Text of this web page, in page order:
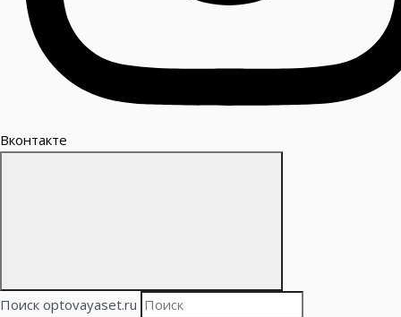
Вконтакте
Поиск optovayaset.ru